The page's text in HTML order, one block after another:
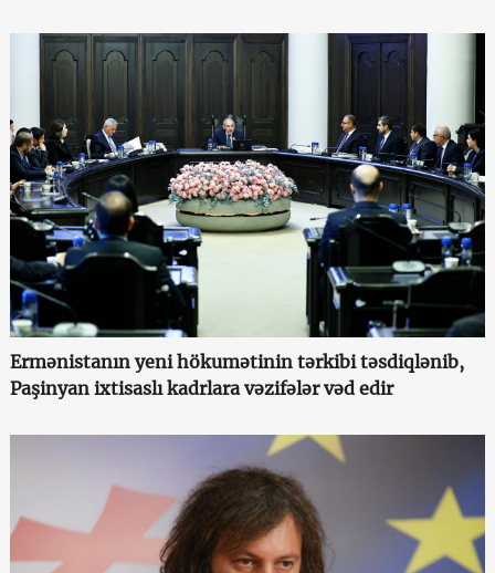
Ermənistanın yeni hökumətinin tərkibi təsdiqlənib,
Paşinyan ixtisaslı kadrlara vəzifələr vəd edir